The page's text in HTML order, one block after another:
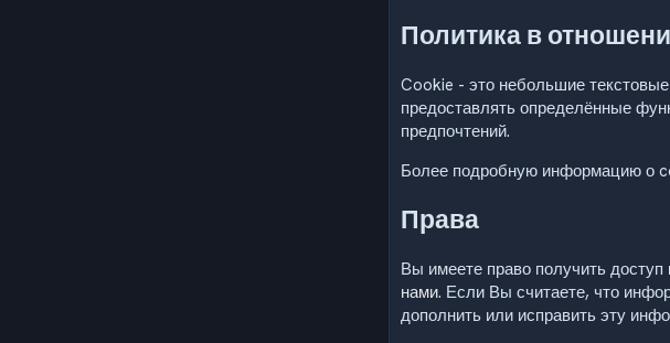
Политика в
Cookie - это небольшие
предоставлять определённые
предпочтений.
Более подробную информацию о
Права
Вы имеете право получить
нами. Если Вы считаете, что
дополнить или исправить эту